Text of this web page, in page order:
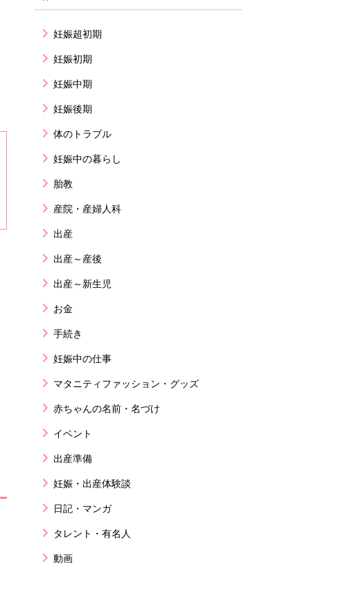
妊娠超初期
妊娠初期
妊娠中期
妊娠後期
体のトラブル
妊娠中の暮らし
胎教
産院・産婦人科
出産
出産～産後
出産～新生児
お金
手続き
妊娠中の仕事
マタニティファッション・グッズ
赤ちゃんの名前・名づけ
イベント
出産準備
妊娠・出産体験談
日記・マンガ
タレント・有名人
動画